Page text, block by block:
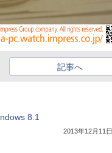
記事へ
8.1
2013年12月11日